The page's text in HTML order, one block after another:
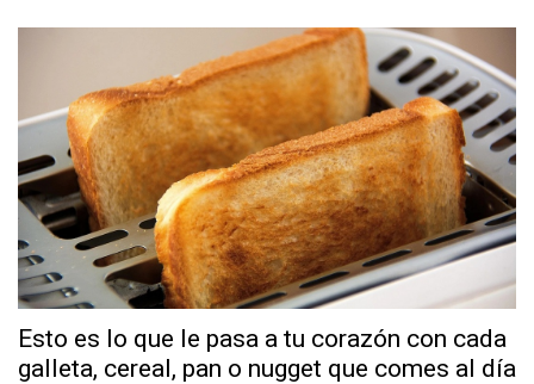
Esto es lo que le pasa a tu corazón con cada
galleta, cereal, pan o nugget que comes al día